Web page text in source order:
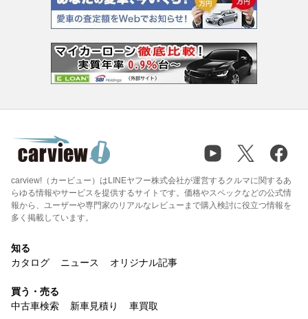
carview!（カービュー）はLINEヤフー株式会社が運営するクルマに関するあ
らゆる情報やサービスを提供するサイトです。価格やスペックなどの公式情
報から、ユーザーや専門家のリアルなレビューまで購入検討に役立つ情報を
多く掲載しています。
知る
カタログ
ニュース オリジナル記事
買う・売る
中古車検索
新車見積り 車買取